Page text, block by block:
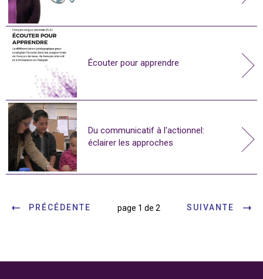
Écouter pour apprendre
Du communicatif à l'actionnel:
éclairer les approches
PRÉCÉDENTE page 1 de 2 SUIVANTE